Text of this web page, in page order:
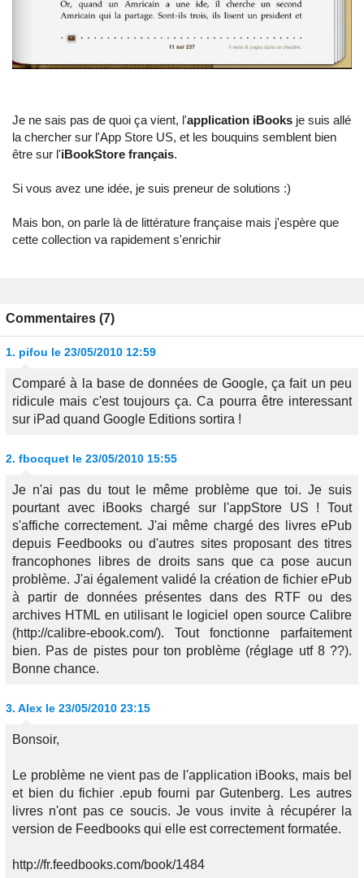
Je ne sais pas de quoi ça vient, l'application iBooks je suis allé
la chercher sur l'App Store US, et les bouquins semblent bien
être sur l'iBookStore français.
Si vous avez une idée, je suis preneur de solutions :)
Mais bon, on parle là de littérature française mais j'espère que
cette collection va rapidement s'enrichir
Commentaires (7)
1. pifou le 23/05/2010 12:59
Comparé à la base de données de Google, ça fait un peu
ridicule mais c'est toujours ça. Ca pourra être interessant
sur iPad quand Google Editions sortira !
2. fbocquet le 23/05/2010 15:55
Je n'ai pas du tout le même problème que toi. Je suis
pourtant avec iBooks chargé sur l'appStore US ! Tout
s'affiche correctement. J'ai même chargé des livres ePub
depuis Feedbooks ou d'autres sites proposant des titres
francophones libres de droits sans que ca pose aucun
problème. J'ai également validé la création de fichier ePub
à partir de données présentes dans des RTF ou des
archives HTML en utilisant le logiciel open source Calibre
(http://calibre-ebook.com/). Tout fonctionne parfaitement
bien. Pas de pistes pour ton problème (réglage utf 8 ??).
Bonne chance.
3. Alex le 23/05/2010 23:15
Bonsoir,
Le problème ne vient pas de l'application iBooks, mais bel
et bien du fichier .epub fourni par Gutenberg. Les autres
livres n'ont pas ce soucis. Je vous invite à récupérer la
version de Feedbooks qui elle est correctement formatée.
http://fr.feedbooks.com/book/1484